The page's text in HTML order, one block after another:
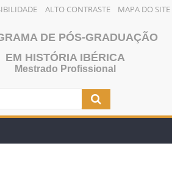
ALTO CONTRASTE MAPA DO SITE
DE PÓS-GRADUAÇÃO
EM HISTÓRIA IBÉRICA
Mestrado Profissional